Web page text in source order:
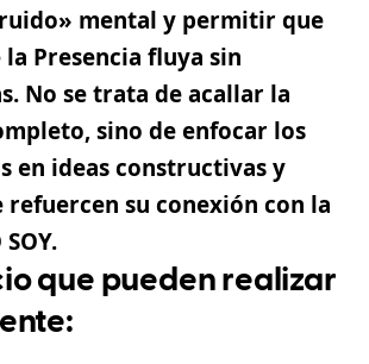
mental y permitir que
Presencia fluya sin
No se trata de acallar la
sino de enfocar los
en ideas constructivas y
refuercen su conexión con la
que pueden realizar